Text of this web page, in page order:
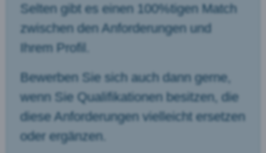
Selten gibt es einen 100%tigen Match
zwischen den Anforderungen und
Ihrem Profil.
Bewerben Sie sich auch dann gerne,
wenn Sie Qualifikationen besitzen, die
diese Anforderungen vielleicht ersetzen
oder ergänzen.